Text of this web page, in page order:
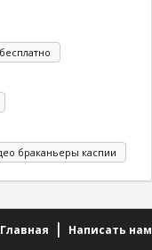
браканьеры каспии
Главная Написать нам